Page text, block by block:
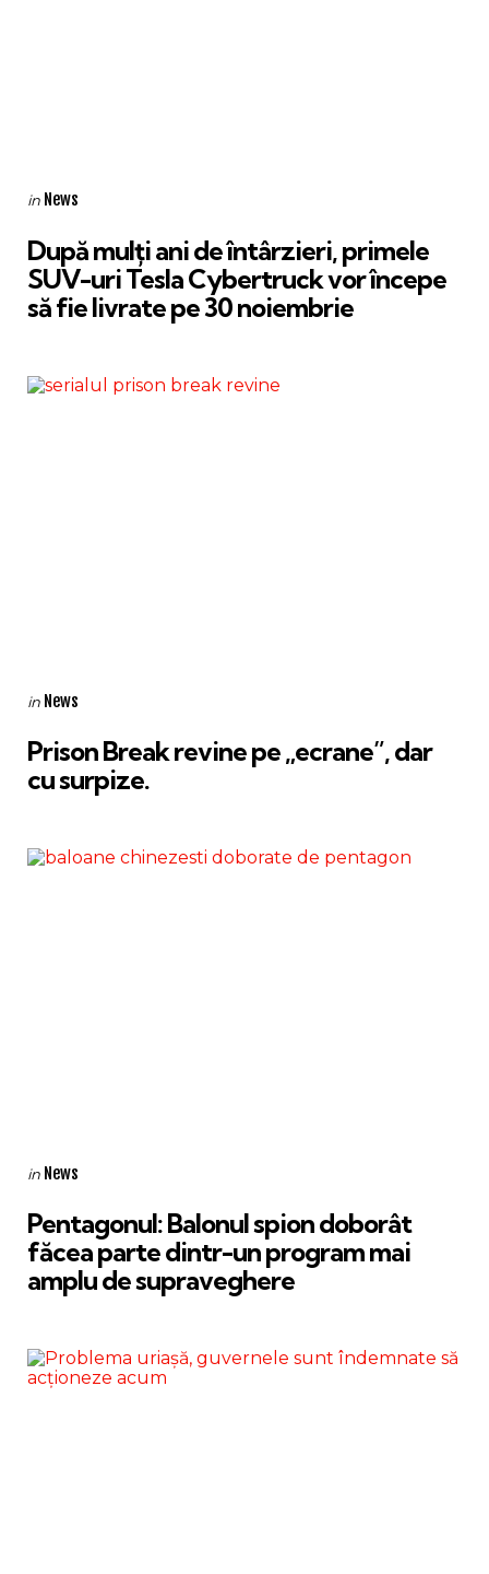
Categories
Posted
in News
După mulți ani de întârzieri, primele
SUV-uri Tesla Cybertruck vor începe
să fie livrate pe 30 noiembrie
Categories
Posted
in News
Prison Break revine pe „ecrane”, dar
cu surpize.
Categories
Posted
in News
Pentagonul: Balonul spion doborât
făcea parte dintr-un program mai
amplu de supraveghere